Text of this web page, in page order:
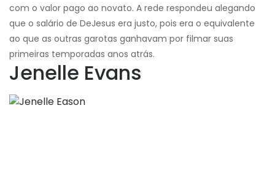
com o valor pago ao novato. A rede respondeu alegando
que o salário de DeJesus era justo, pois era o equivalente
ao que as outras garotas ganhavam por filmar suas
primeiras temporadas anos atrás.
Jenelle Evans